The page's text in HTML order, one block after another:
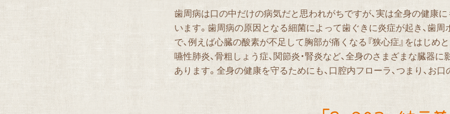
歯周病は口の中だけの病気だと思われがちですが、実は全身の健康
います。歯周病の原因となる細菌によって歯ぐきに炎症が起き、歯
で、例えば心臓の酸素が不足して胸部が痛くなる『狭心症』をはじめと
嚥性肺炎、骨粗しょう症、関節炎・腎炎など、全身のさまざまな臓器
あります。全身の健康を守るためにも、口腔内フローラ、つまり、お